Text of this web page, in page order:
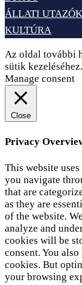
ÁLLATI UTAZÓK
KULTÚRA
Az oldal további
sütik kezeléséhez.
Manage consent
Close
Privacy
This website
you navigate
that are
as they are
of the website.
analyze and
cookies will be
consent. You
cookies. But
your browsing